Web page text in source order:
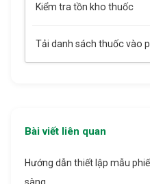
Kiểm tra tồn kho thuốc
Tải danh sách thuốc vào
Bài viết liên quan
Hướng dẫn thiết lập mẫu
sàng